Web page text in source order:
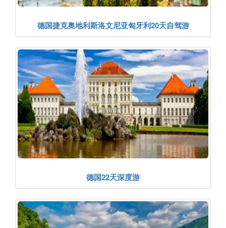
德国捷克奥地利斯洛文尼亚匈牙利20天自驾游
德国22天深度游